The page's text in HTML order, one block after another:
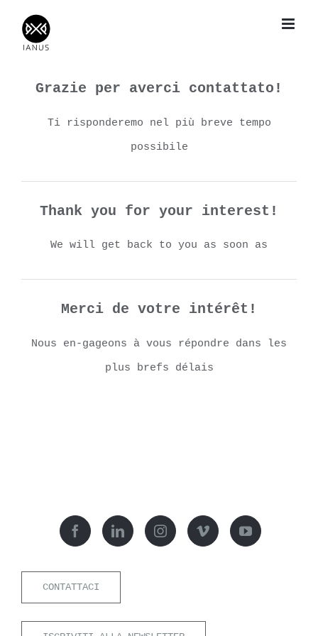
Grazie per averci contattato!
Ti risponderemo nel più breve tempo
possibile
Thank you for your interest!
We will get back to you as soon as
Merci de votre intérêt!
Nous en-gageons à vous répondre dans les
plus brefs délais
CONTATTACI